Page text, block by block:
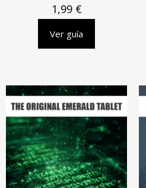
1,99 €
Ver guía